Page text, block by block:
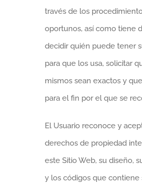
través de los
oportunos, así como tiene
decidir quién puede tener
para que los usa, solicitar
mismos sean exactos y
para el fin por el que se
El Usuario reconoce y
derechos de propiedad
este Sitio Web, su diseño,
y los códigos que contiene